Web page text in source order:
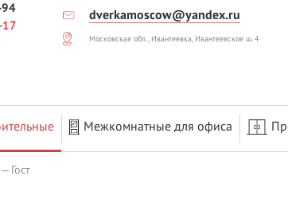
dverkamoscow@yandex.ru
Московская обл., Ивантеевка, Ивантеевское ш. 4
Межкомнатные для офиса
Гост